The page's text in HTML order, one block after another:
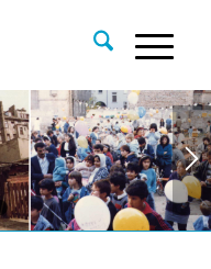
1 2 3 5